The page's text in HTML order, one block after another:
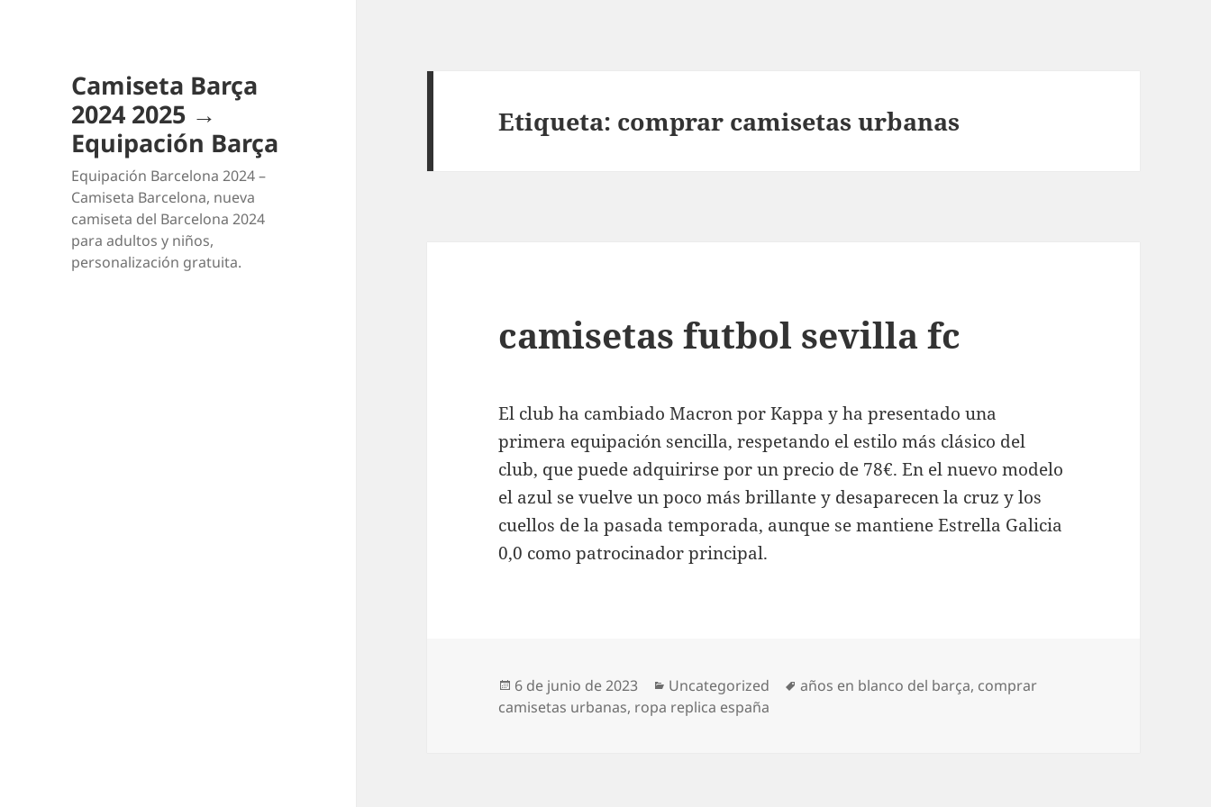
Camiseta Barça
2024 2025 →
Equipación Barça
Equipación Barcelona 2024 –
Camiseta Barcelona, nueva
camiseta del Barcelona 2024
para adultos y niños,
personalización gratuita.
Etiqueta: comprar camisetas urbanas
camisetas futbol sevilla fc
El club ha cambiado Macron por Kappa y ha presentado una
primera equipación sencilla, respetando el estilo más clásico del
club, que puede adquirirse por un precio de 78€. En el nuevo modelo
el azul se vuelve un poco más brillante y desaparecen la cruz y los
cuellos de la pasada temporada, aunque se mantiene Estrella Galicia
0,0 como patrocinador principal.
Publicado
el
6 de junio de 2023 Categorías
Uncategorized Etiquetas
años en blanco del barça, comprar
camisetas urbanas, ropa replica españa